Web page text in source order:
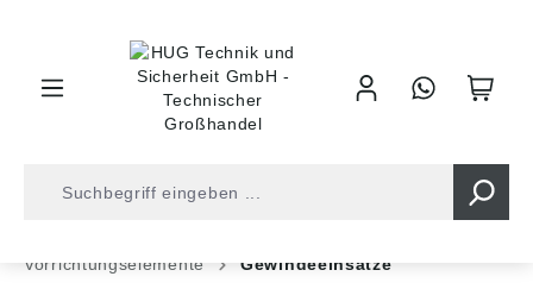
Vorrichtungselemente
Gewindeeinsätze